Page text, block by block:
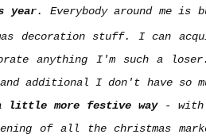
year. Everybody around me is
decoration stuff. I can
anything I'm such a
additional I don't have so
little more festive way- with
of all the christmas